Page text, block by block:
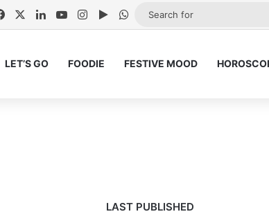
FacebookLinkedInYouTubeInstagram
Google Play
WhatsApp
LET’S GO FOODIE FESTIVE MOOD
LAST PUBLISHED